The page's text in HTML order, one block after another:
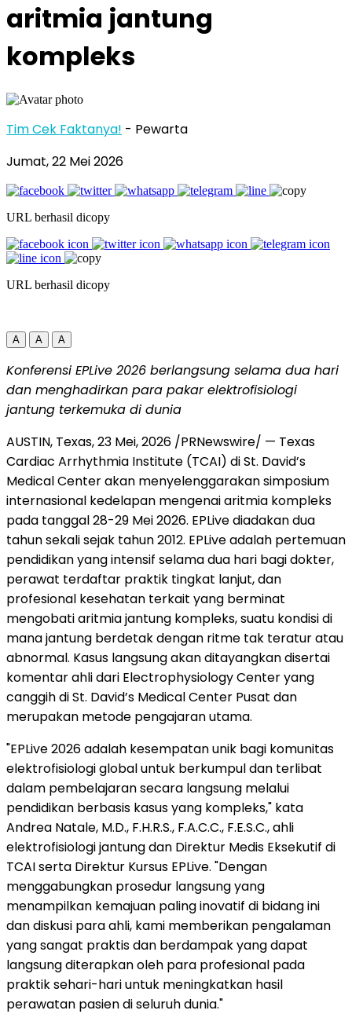
aritmia jantung
kompleks
Tim Cek Faktanya! - Pewarta
Jumat, 22 Mei 2026
URL berhasil dicopy
URL berhasil dicopy
A A A
Konferensi EPLive 2026 berlangsung selama dua hari
dan menghadirkan para pakar elektrofisiologi
jantung terkemuka di dunia
AUSTIN, Texas,23 Mei, 2026 /PRNewswire/ — Texas
Cardiac Arrhythmia Institute (TCAI) di St. David’s
Medical Center akan menyelenggarakan simposium
internasional kedelapan mengenai aritmia kompleks
pada tanggal 28-29 Mei 2026. EPLive diadakan dua
tahun sekali sejak tahun 2012. EPLive adalah pertemuan
pendidikan yang intensif selama dua hari bagi dokter,
perawat terdaftar praktik tingkat lanjut, dan
profesional kesehatan terkait yang berminat
mengobati aritmia jantung kompleks, suatu kondisi di
mana jantung berdetak dengan ritme tak teratur atau
abnormal. Kasus langsung akan ditayangkan disertai
komentar ahli dari Electrophysiology Center yang
canggih di St. David’s Medical Center Pusat dan
merupakan metode pengajaran utama.
"EPLive 2026 adalah kesempatan unik bagi komunitas
elektrofisiologi global untuk berkumpul dan terlibat
dalam pembelajaran secara langsung melalui
pendidikan berbasis kasus yang kompleks," kata
Andrea Natale, M.D., F.H.R.S., F.A.C.C., F.E.S.C., ahli
elektrofisiologi jantung dan Direktur Medis Eksekutif di
TCAI serta Direktur Kursus EPLive. "Dengan
menggabungkan prosedur langsung yang
menampilkan kemajuan paling inovatif di bidang ini
dan diskusi para ahli, kami memberikan pengalaman
yang sangat praktis dan berdampak yang dapat
langsung diterapkan oleh para profesional pada
praktik sehari-hari untuk meningkatkan hasil
perawatan pasien di seluruh dunia."